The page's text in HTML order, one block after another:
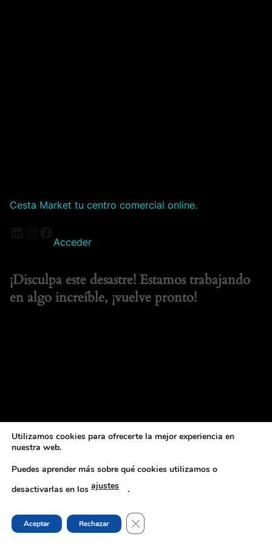
Cesta Market tu centro comercial online.
Acceder
¡Disculpa este desastre! Estamos trabajando
en algo increíble, ¡vuelve pronto!
Utilizamos cookies para ofrecerte la mejor experiencia en
nuestra web.
Puedes aprender más sobre qué cookies utilizamos o
desactivarlas en los ajustes .
Aceptar Rechazar CERRAR EL BANNER DE